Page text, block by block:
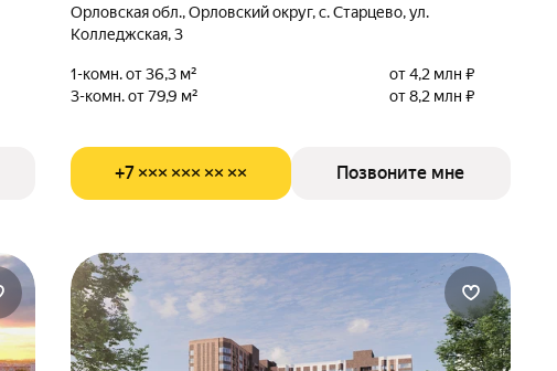
Орловская обл., Орловский округ, с. Старцево, ул.
Колледжская, 3
1-комн. от 36,3 м²
от 4,2 млн ₽
3-комн. от 79,9 м²
от 8,2 млн ₽
+7 ××× ××× ×× ×× Позвоните мне